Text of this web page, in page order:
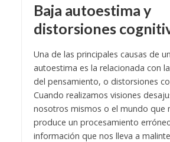
Baja autoestima y
distorsiones
Una de las principales causas de
autoestima es la relacionada con
del pensamiento, o distorsiones
Cuando realizamos visiones
nosotros mismos o el mundo que
produce un procesamiento
información que nos lleva a